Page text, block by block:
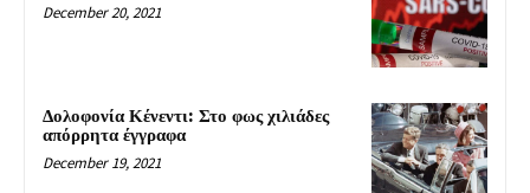
December 20, 2021
Δολοφονία Κένεντι: Στο φως χιλιάδες
απόρρητα έγγραφα
December 19, 2021